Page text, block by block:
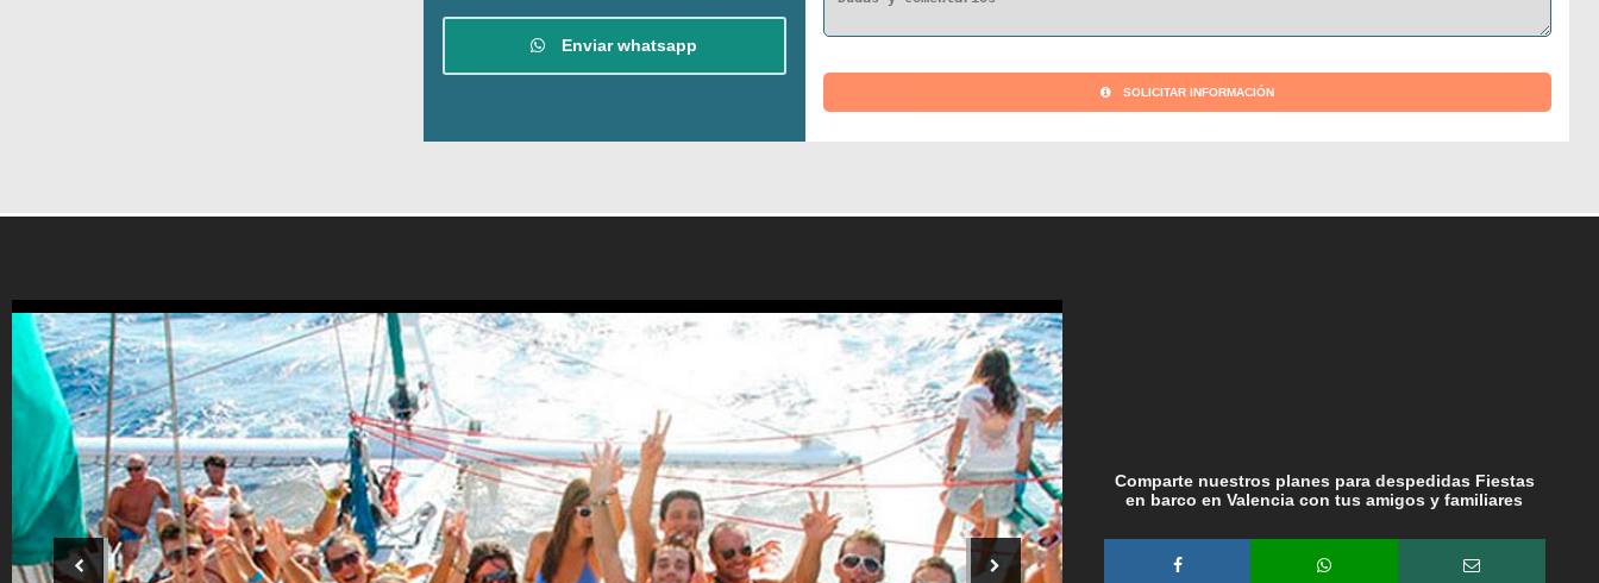
Enviar whatsapp
SOLICITAR INFORMACIÓN
Comparte nuestros planes para despedidas Fiestas
en barco en Valencia con tus amigos y familiares